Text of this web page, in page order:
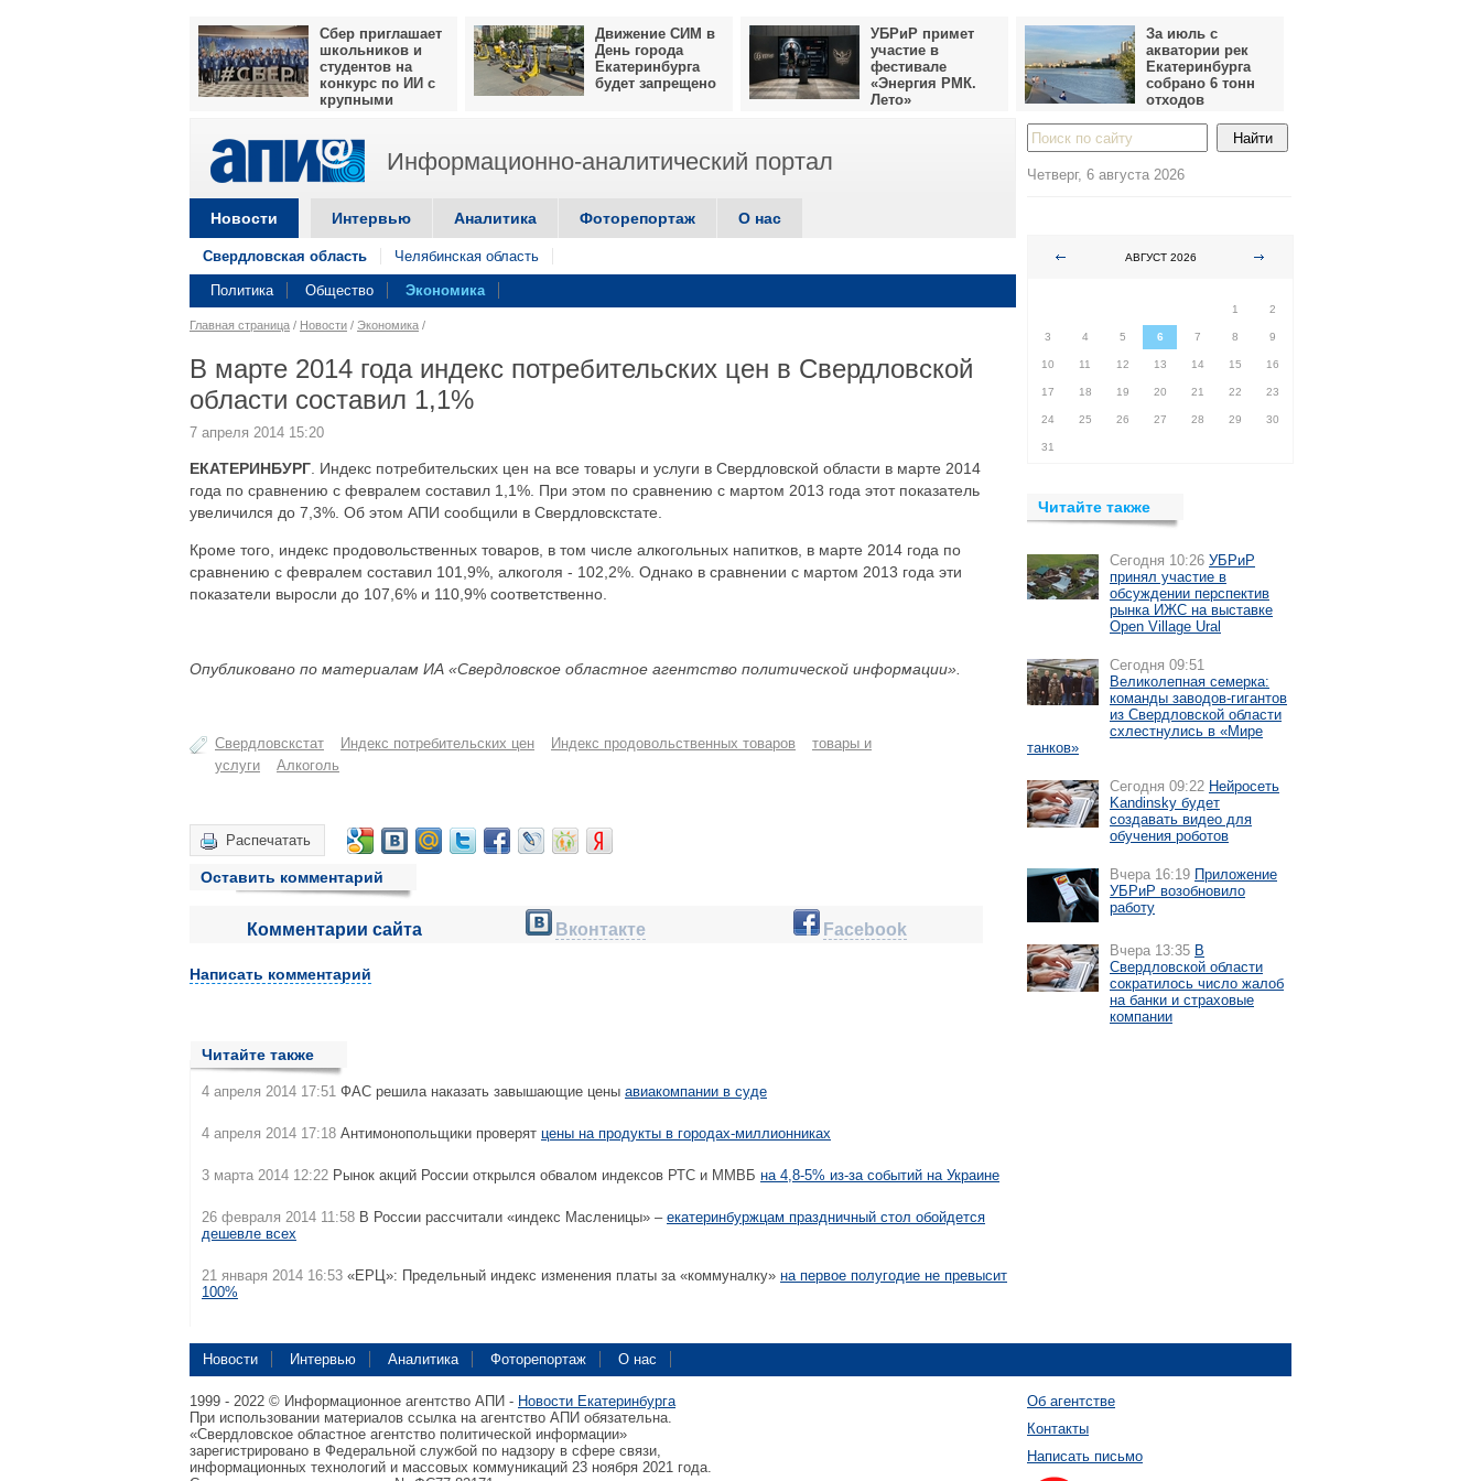
Сбер приглашает
школьников и
студентов на
конкурс по ИИ с
крупными
Движение СИМ в
День города
Екатеринбурга
будет запрещено
УБРиР примет
участие в
фестивале
«Энергия РМК.
Лето»
За июль с
акватории рек
Екатеринбурга
собрано 6 тонн
отходов
Информационно-аналитический портал
Новости Интервью Аналитика Фоторепортаж О нас
Свердловская область Челябинская область
Политика Общество Экономика
Главная страница / Новости / Экономика /
В марте 2014 года индекс потребительских цен в Свердловской
области составил 1,1%
7 апреля 2014 15:20
ЕКАТЕРИНБУРГ . Индекс потребительских цен на все товары и услуги в Свердловской области в марте 2014
года по сравнению с февралем составил 1,1%. При этом по сравнению с мартом 2013 года этот показатель
увеличился до 7,3%. Об этом АПИ сообщили в Свердловскстате.
Кроме того, индекс продовольственных товаров, в том числе алкогольных напитков, в марте 2014 года по
сравнению с февралем составил 101,9%, алкоголя - 102,2%. Однако в сравнении с мартом 2013 года эти
показатели выросли до 107,6% и 110,9% соответственно.
Опубликовано по материалам ИА «Свердловское областное агентство политической информации».
Свердловскстат Индекс потребительских цен Индекс продовольственных товаров
товары и
услуги
Алкоголь
Распечатать
Оставить комментарий
Комментарии сайта Вконтакте Facebook
Написать комментарий
Читайте также
4 апреля 2014 17:51 ФАС решила наказать завышающие цены авиакомпании в суде
4 апреля 2014 17:18 Антимонопольщики проверят цены на продукты в городах-миллионниках
3 марта 2014 12:22 Рынок акций России открылся обвалом индексов РТС и ММВБ на 4,8-5% из-за событий на Украине
26 февраля 2014 11:58 В России рассчитали «индекс Масленицы» – екатеринбуржцам праздничный стол обойдется
дешевле всех
21 января 2014 16:53 «ЕРЦ»: Предельный индекс изменения платы за «коммуналку» на первое полугодие не превысит
100%
Четверг, 6 августа 2026
АВГУСТ 2026
1
2
3 4 5 6 7 8 9
10 11 12 13 14 15 16
17 18 19 20 21 22 23
24 25 26 27 28 29 30
31
Читайте также
Сегодня 10:26 УБРиР
принял участие в
обсуждении перспектив
рынка ИЖС на выставке
Open Village Ural
Сегодня 09:51
Великолепная семерка:
команды заводов-гигантов
из Свердловской области
схлестнулись в «Мире
танков»
Сегодня 09:22 Нейросеть
Kandinsky будет
создавать видео для
обучения роботов
Вчера 16:19 Приложение
УБРиР возобновило
работу
Вчера 13:35 В
Свердловской области
сократилось число жалоб
на банки и страховые
компании
Новости Интервью Аналитика Фоторепортаж О нас
1999 - 2022 © Информационное агентство АПИ - Новости Екатеринбурга
При использовании материалов ссылка на агентство АПИ обязательна.
«Свердловское областное агентство политической информации»
зарегистрировано в Федеральной службой по надзору в сфере связи,
информационных технологий и массовых коммуникаций 23 ноября 2021 года.
Об агентстве
Контакты
Написать письмо